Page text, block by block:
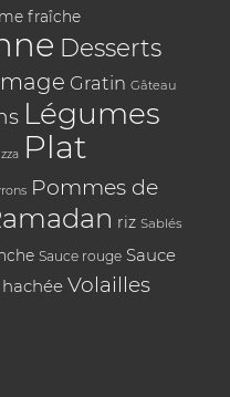
fraîche
Desserts
Gratin Gâteau
Légumes
Plat
Pommes de
riz Sablés
Sauce rouge Sauce
Volailles